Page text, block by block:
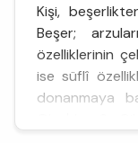
Kişi,
Beşer;
özelliklerinin
ise süflî
donanmaya